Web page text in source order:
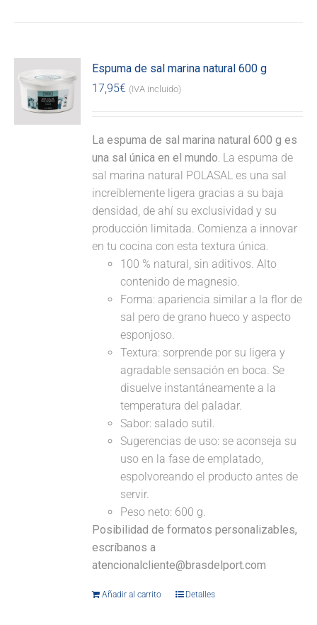
Espuma de sal marina natural 600 g
17,95€ (IVA incluido)
La espuma de sal marina natural 600 g es
una sal única en el mundo. La espuma de
sal marina natural POLASAL es una sal
increíblemente ligera gracias a su baja
densidad, de ahí su exclusividad y su
producción limitada. Comienza a innovar
en tu cocina con esta textura única.
100 % natural, sin aditivos. Alto
contenido de magnesio.
Forma: apariencia similar a la flor de
sal pero de grano hueco y aspecto
esponjoso.
Textura: sorprende por su ligera y
agradable sensación en boca. Se
disuelve instantáneamente a la
temperatura del paladar.
Sabor: salado sutil.
Sugerencias de uso: se aconseja su
uso en la fase de emplatado,
espolvoreando el producto antes de
servir.
Peso neto: 600 g.
Posibilidad de formatos personalizables,
escríbanos a
atencionalcliente@brasdelport.com
Añadir al carrito Detalles